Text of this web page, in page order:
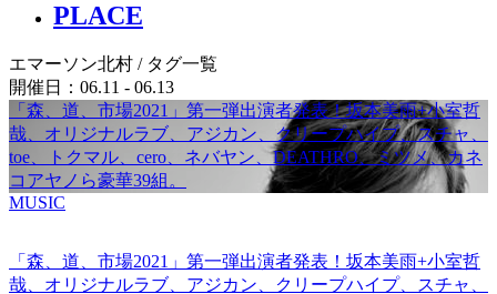
PLACE
エマーソン北村 / タグ一覧
開催日：06.11 - 06.13
「森、道、市場2021」第一弾出演者発表！坂本美雨+小室哲
哉、オリジナルラブ、アジカン、クリープハイプ、スチャ、
toe、トクマル、cero、ネバヤン、DEATHRO、ミツメ、カネ
コアヤノら豪華39組。
MUSIC
「森、道、市場2021」第一弾出演者発表！坂本美雨+小室哲
哉、オリジナルラブ、アジカン、クリープハイプ、スチャ、